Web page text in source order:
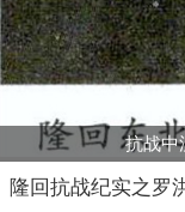
抗战中
隆回抗战纪实之罗
抗战中流亡到湖南
党领导下的湖南隆
日寇在邵阳隆回山